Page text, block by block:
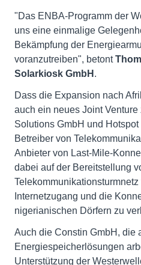
"Das ENBA-Programm der
uns eine einmalige
Bekämpfung der
voranzutreiben", betont
Solarkiosk GmbH .
Dass die Expansion nach
auch ein neues Joint
Solutions GmbH und
Betreiber von
Anbieter von Last-Mile-
dabei auf der Bereitstellung
Internetzugang und die
nigerianischen Dörfern zu
Auch die Constin GmbH, die
Energiespeicherlösungen
Unterstützung der